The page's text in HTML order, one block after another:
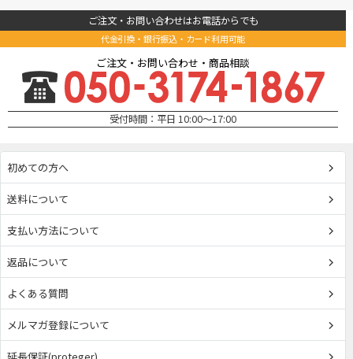
ご注文・お問い合わせはお電話からでも
代金引換・銀行振込・カード利用可能
ご注文・お問い合わせ・商品相談
受付時間：平日 10:00～17:00
初めての方へ
送料について
支払い方法について
返品について
よくある質問
メルマガ登録について